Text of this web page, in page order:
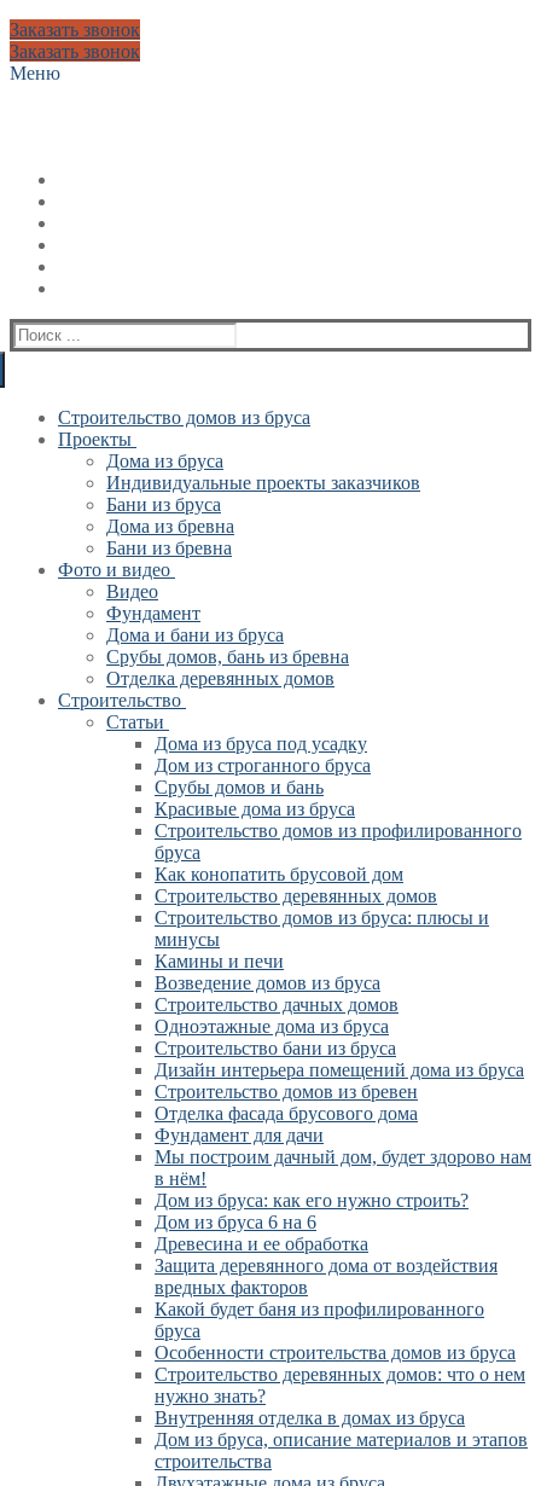
Заказать звонок
Заказать звонок
Меню
Искать:
Строительство домов из бруса
Проекты
Дома из бруса
Индивидуальные проекты заказчиков
Бани из бруса
Дома из бревна
Бани из бревна
Фото и видео
Видео
Фундамент
Дома и бани из бруса
Срубы домов, бань из бревна
Отделка деревянных домов
Строительство
Статьи
Дома из бруса под усадку
Дом из строганного бруса
Срубы домов и бань
Красивые дома из бруса
Строительство домов из профилированного
бруса
Как конопатить брусовой дом
Строительство деревянных домов
Строительство домов из бруса: плюсы и
минусы
Камины и печи
Возведение домов из бруса
Cтроительство дачных домов
Одноэтажные дома из бруса
Строительство бани из бруса
Дизайн интерьера помещений дома из бруса
Строительство домов из бревен
Отделка фасада брусового дома
Фундамент для дачи
Мы построим дачный дом, будет здорово нам
в нём!
Дом из бруса: как его нужно строить?
Дом из бруса 6 на 6
Древесина и ее обработка
Защита деревянного дома от воздействия
вредных факторов
Какой будет баня из профилированного
бруса
Особенности строительства домов из бруса
Строительство деревянных домов: что о нем
нужно знать?
Внутренняя отделка в домах из бруса
Дом из бруса, описание материалов и этапов
строительства